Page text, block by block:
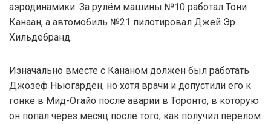
аэродинамики. За рулём машины №10 работал Тони
Канаан, а автомобиль №21 пилотировал Джей Эр
Хильдебранд.
Изначально вместе с Кананом должен был работать
Джозеф Ньюгарден, но хотя врачи и допустили его к
гонке в Мид-Огайо после аварии в Торонто, в которую
он попал через месяц после того, как получил перелом